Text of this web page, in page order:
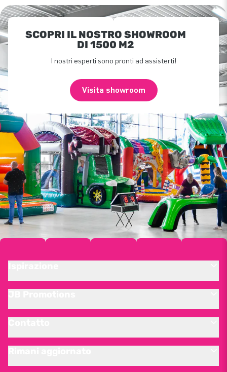
SCOPRI IL NOSTRO SHOWROOM
DI 1500 M2
I nostri esperti sono pronti ad assisterti!
Visita showroom